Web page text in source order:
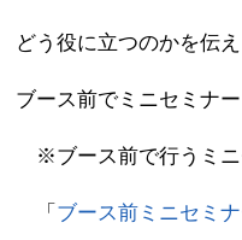
どう役に立つのかを伝
ブース前でミニセミナ
※ブース前で行うミニ
「 ブース前ミニセミ